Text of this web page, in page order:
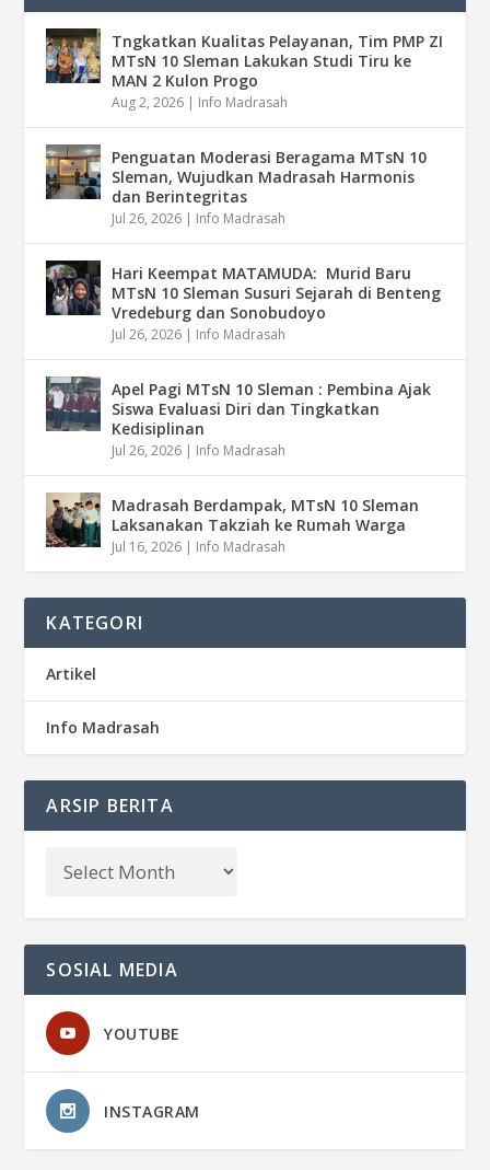
Tngkatkan Kualitas Pelayanan, Tim PMP ZI
MTsN 10 Sleman Lakukan Studi Tiru ke
MAN 2 Kulon Progo
Aug 2, 2026 | Info Madrasah
Penguatan Moderasi Beragama MTsN 10
Sleman, Wujudkan Madrasah Harmonis
dan Berintegritas
Jul 26, 2026 | Info Madrasah
Hari Keempat MATAMUDA: Murid Baru
MTsN 10 Sleman Susuri Sejarah di Benteng
Vredeburg dan Sonobudoyo
Jul 26, 2026 | Info Madrasah
Apel Pagi MTsN 10 Sleman : Pembina Ajak
Siswa Evaluasi Diri dan Tingkatkan
Kedisiplinan
Jul 26, 2026 | Info Madrasah
Madrasah Berdampak, MTsN 10 Sleman
Laksanakan Takziah ke Rumah Warga
Jul 16, 2026 | Info Madrasah
KATEGORI
Artikel
Info Madrasah
ARSIP BERITA
SOSIAL MEDIA
YOUTUBE
INSTAGRAM